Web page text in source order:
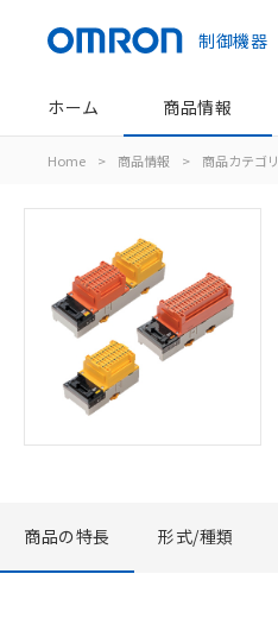
制御機器
ホーム 商品情報
Home > 商品情報 > 商品カテゴリ
商品の特長 形式/種類